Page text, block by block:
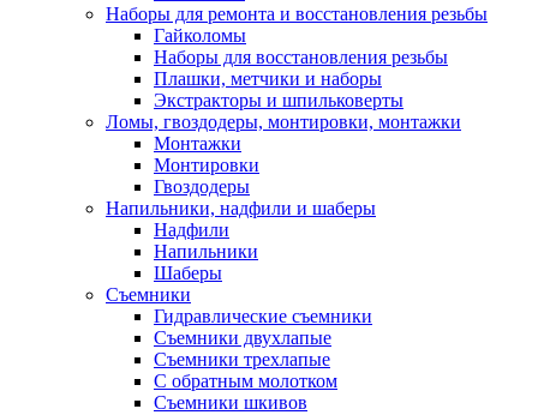
Наборы для ремонта и восстановления резьбы
Гайколомы
Наборы для восстановления резьбы
Плашки, метчики и наборы
Экстракторы и шпильковерты
Ломы, гвоздодеры, монтировки, монтажки
Монтажки
Монтировки
Гвоздодеры
Напильники, надфили и шаберы
Надфили
Напильники
Шаберы
Съемники
Гидравлические съемники
Съемники двухлапые
Съемники трехлапые
С обратным молотком
Съемники шкивов